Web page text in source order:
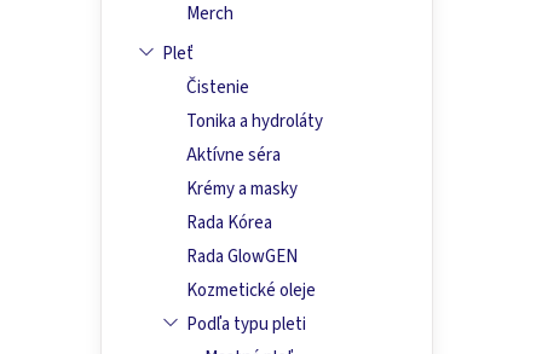
Merch
Pleť
Čistenie
Tonika a hydroláty
Aktívne séra
Krémy a masky
Rada Kórea
Rada GlowGEN
Kozmetické oleje
Podľa typu pleti